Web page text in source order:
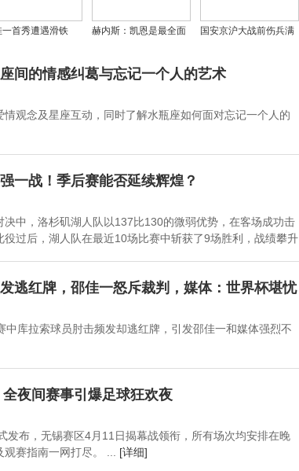
一首秀遭遇滑铁
开场9分钟连丢两球
赫内斯：凯恩是最全面
亿欧他就值2.5亿
国安京沪大战前伤兵满
秀，工人体育场迎满座
间的情感纠葛与忘记一个人的艺术
观念及星座互动，同时了解水瓶座如何面对忘记一个人的
一战！季后赛能否延续辉煌？
决中，洛杉矶湖人队以137比130的微弱优势，在客场成功击
役过后，湖人队在最近10场比赛中斩获了9场胜利，战绩攀升
逃红牌，邵佳一怒斥裁判，媒体：世界杯堪忧
中库拉索球员肘击频发却逃红牌，引发邵佳一和媒体强烈不
夜间赛事引爆足球狂欢夜
发布，无锡赛区4月11日揭幕战领衔，所有场次均安排在晚
赛指南一网打尽。 ... [详细]